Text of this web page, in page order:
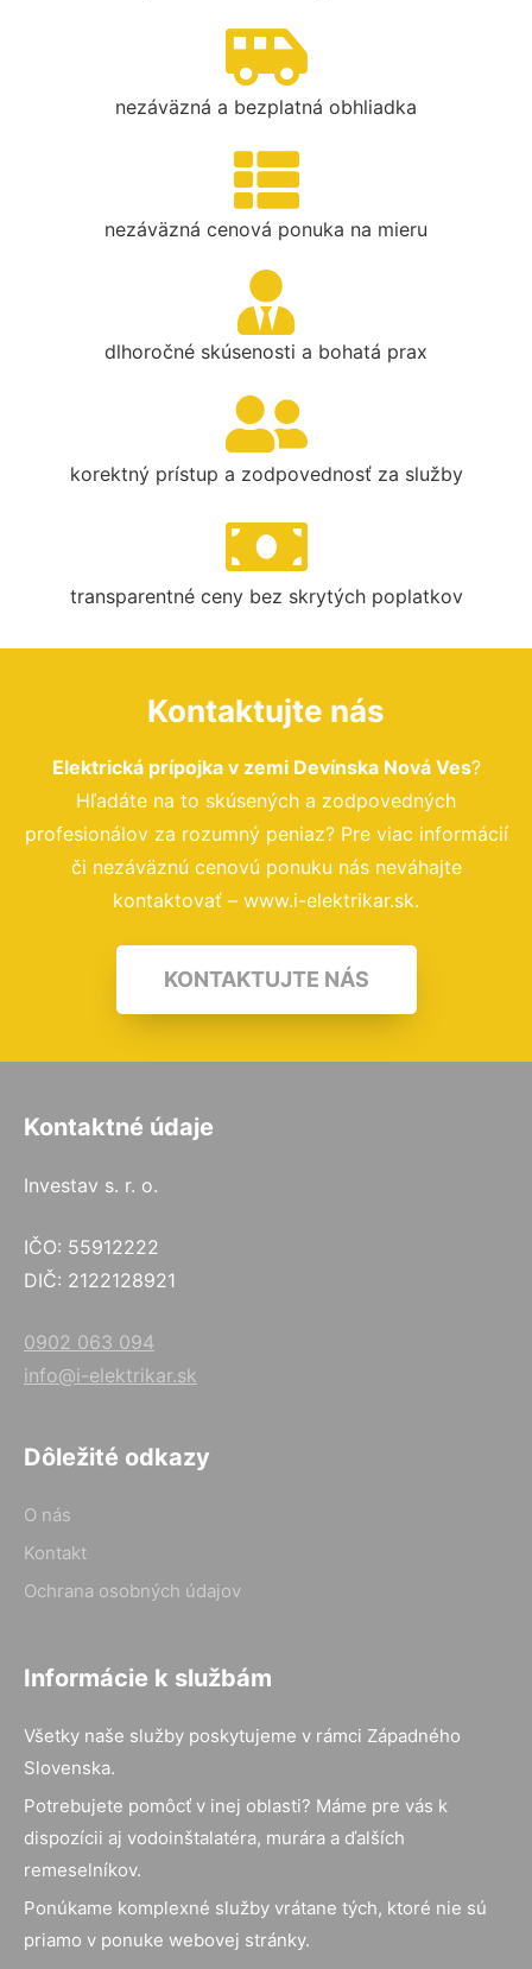
nezáväzná a bezplatná obhliadka
nezáväzná cenová ponuka na mieru
dlhoročné skúsenosti a bohatá prax
korektný prístup a zodpovednosť za služby
transparentné ceny bez skrytých poplatkov
Kontaktujte nás
Elektrická prípojka v zemi Devínska Nová Ves?
Hľadáte na to skúsených a zodpovedných
profesionálov za rozumný peniaz? Pre viac informácií
či nezáväznú cenovú ponuku nás neváhajte
kontaktovať – www.i-elektrikar.sk.
KONTAKTUJTE NÁS
Kontaktné údaje
Investav s. r. o.
IČO: 55912222
DIČ: 2122128921
0902 063 094
info@i-elektrikar.sk
Dôležité odkazy
O nás
Kontakt
Ochrana osobných údajov
Informácie k službám
Všetky naše služby poskytujeme v rámci Západného
Slovenska.
Potrebujete pomôcť v inej oblasti? Máme pre vás k
dispozícii aj vodoinštalatéra, murára a ďalších
remeselníkov.
Ponúkame komplexné služby vrátane tých, ktoré nie sú
priamo v ponuke webovej stránky.